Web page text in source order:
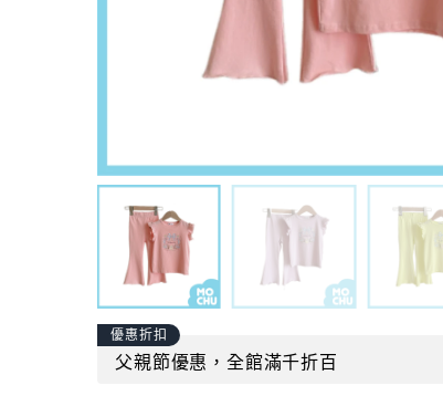
優惠折扣
父親節優惠，全館滿千折百